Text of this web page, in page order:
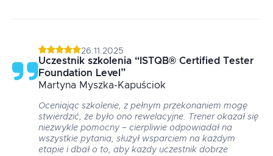
26.11.2025
Uczestnik szkolenia “ ISTQB® Certified Tester
Foundation Level ”
Martyna Myszka-Kapuściok
Oceniając szkolenie, z pełnym przekonaniem mogę
stwierdzić, że było ono rewelacyjne. Trener okazał się
niezwykle pomocny – cierpliwie odpowiadał na
wszystkie pytania, służył wsparciem na każdym
etapie i dbał o to, aby każdy uczestnik dobrze